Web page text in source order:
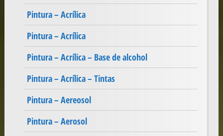
Pintura – Acrílica
Pintura – Acrílica
Pintura – Acrílica – Base de alcohol
Pintura – Acrílica – Tintas
Pintura – Aereosol
Pintura – Aerosol